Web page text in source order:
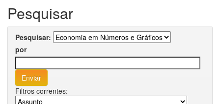
Pesquisar
Pesquisar:
por
Filtros correntes: